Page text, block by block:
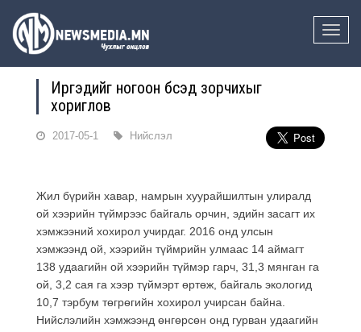
Toggle
Иргэдийг ногоон бүсэд зорчихыг
хориглов
2017-05-1 Нийслэл
Жил бүрийн хавар, намрын хуурайшилтын улиралд
ой хээрийн түймрээс байгаль орчин, эдийн засагт их
хэмжээний хохирол учирдаг. 2016 онд улсын
хэмжээнд ой, хээрийн түймрийн улмаас 14 аймагт
138 удаагийн ой хээрийн түймэр гарч, 31,3 мянган га
ой, 3,2 сая га хээр түймэрт өртөж, байгаль экологид
10,7 тэрбум төгрөгийн хохирол учирсан байна.
Нийслэлийн хэмжээнд өнгөрсөн онд гурван удаагийн